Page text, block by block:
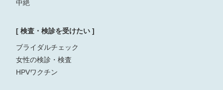
中絶
[ 検査・検診を受けたい ]
ブライダルチェック
女性の検診・検査
HPVワクチン